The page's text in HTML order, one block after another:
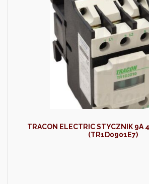
TRACON ELECTRIC STYCZNIK 9A
(TR1D0901E7)